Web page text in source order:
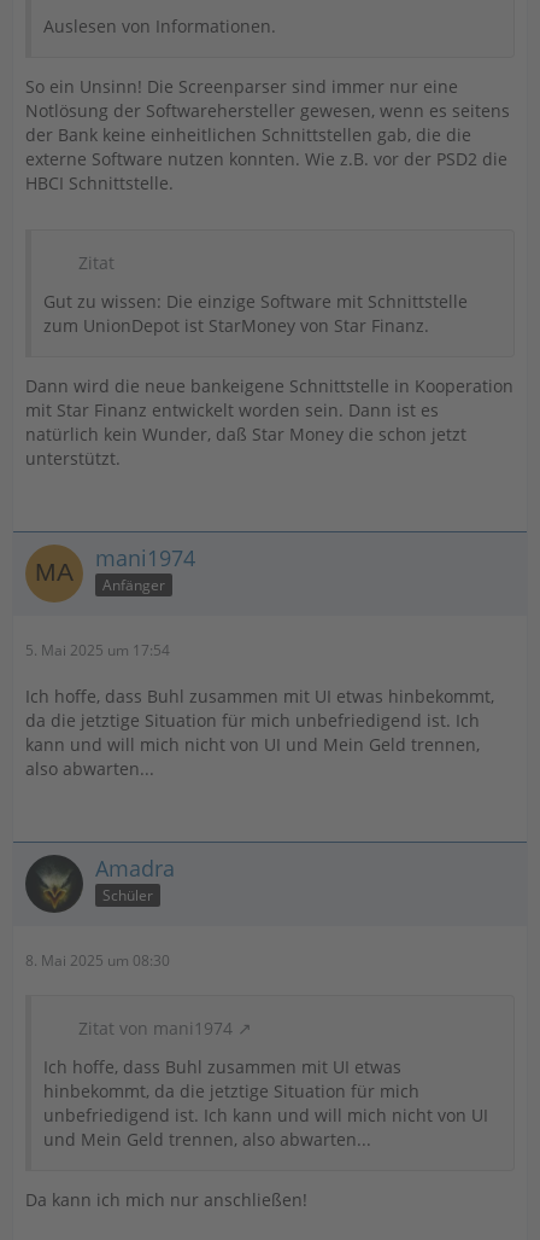
Auslesen von Informationen.
So ein Unsinn! Die Screenparser sind immer nur eine
Notlösung der Softwarehersteller gewesen, wenn es seitens
der Bank keine einheitlichen Schnittstellen gab, die die
externe Software nutzen konnten. Wie z.B. vor der PSD2 die
HBCI Schnittstelle.
Zitat
Gut zu wissen: Die einzige Software mit Schnittstelle
zum UnionDepot ist StarMoney von Star Finanz.
Dann wird die neue bankeigene Schnittstelle in Kooperation
mit Star Finanz entwickelt worden sein. Dann ist es
natürlich kein Wunder, daß Star Money die schon jetzt
unterstützt.
mani1974
Anfänger
5. Mai 2025 um 17:54
Ich hoffe, dass Buhl zusammen mit UI etwas hinbekommt,
da die jetztige Situation für mich unbefriedigend ist. Ich
kann und will mich nicht von UI und Mein Geld trennen,
also abwarten...
Amadra
Schüler
8. Mai 2025 um 08:30
Zitat von mani1974
Ich hoffe, dass Buhl zusammen mit UI etwas
hinbekommt, da die jetztige Situation für mich
unbefriedigend ist. Ich kann und will mich nicht von UI
und Mein Geld trennen, also abwarten...
Da kann ich mich nur anschließen!